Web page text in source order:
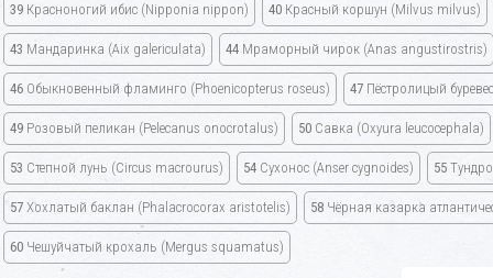
39 Красноногий ибис (Nipponia nippon) 40 Красный коршун (Milvus milvus)
43 Мандаринка (Aix galericulata) 44 Мраморный чирок (Anas angustirostris)
46 Обыкновенный фламинго (Phoenicopterus roseus) 47 Пёстролицый
49 Розовый пеликан (Pelecanus onocrotalus) 50 Савка (Oxyura leucocephala)
53 Степной лунь (Circus macrourus) 54 Сухонос (Anser cygnoides) 55
57 Хохлатый баклан (Phalacrocorax aristotelis) 58 Чёрная казарка
60 Чешуйчатый крохаль (Mergus squamatus)